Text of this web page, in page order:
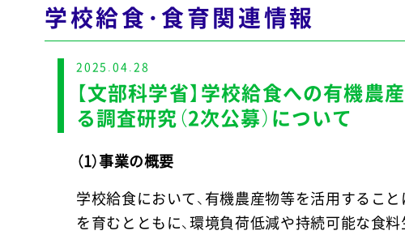
学校給食・食育関連情報
2025.04.28
【文部科学省】学校給食への有機
る調査研究（2次公募）について
（1）事業の概要
学校給食において、有機農産物等を活用するこ
を育むとともに、環境負荷低減や持続可能な食